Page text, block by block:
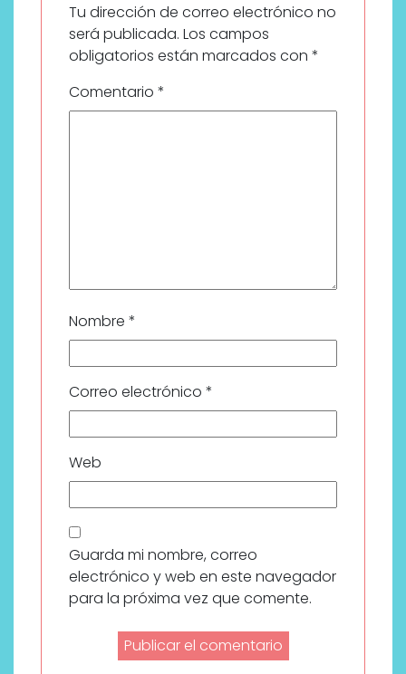
Tu dirección de correo electrónico no
será publicada. Los campos
obligatorios están marcados con *
Comentario *
Nombre *
Correo electrónico *
Web
Guarda mi nombre, correo
electrónico y web en este navegador
para la próxima vez que comente.